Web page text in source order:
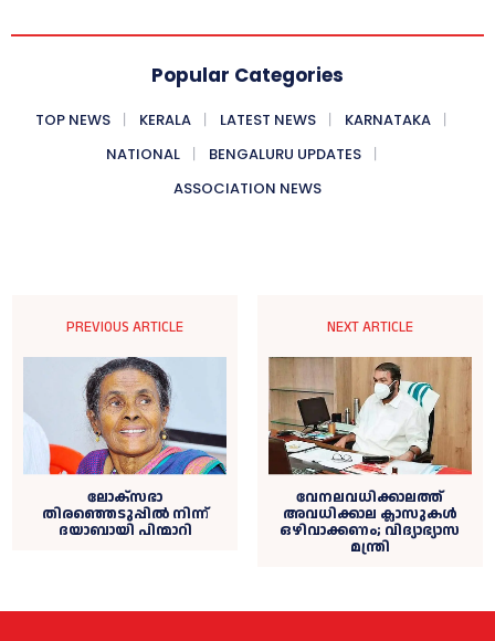
Popular Categories
TOP NEWS KERALA LATEST NEWS
KARNATAKA
NATIONAL
BENGALURU UPDATES
ASSOCIATION NEWS
PREVIOUS ARTICLE
ലോക്‌സഭാ
തിരഞ്ഞെടുപ്പില്‍ നിന്ന്
ദയാബായി പിന്മാറി
NEXT ARTICLE
വേനലവധിക്കാലത്ത്
അവധിക്കാല ക്ലാസുകള്‍
ഒഴിവാക്കണം; വിദ്യാഭ്യാസ
മന്ത്രി